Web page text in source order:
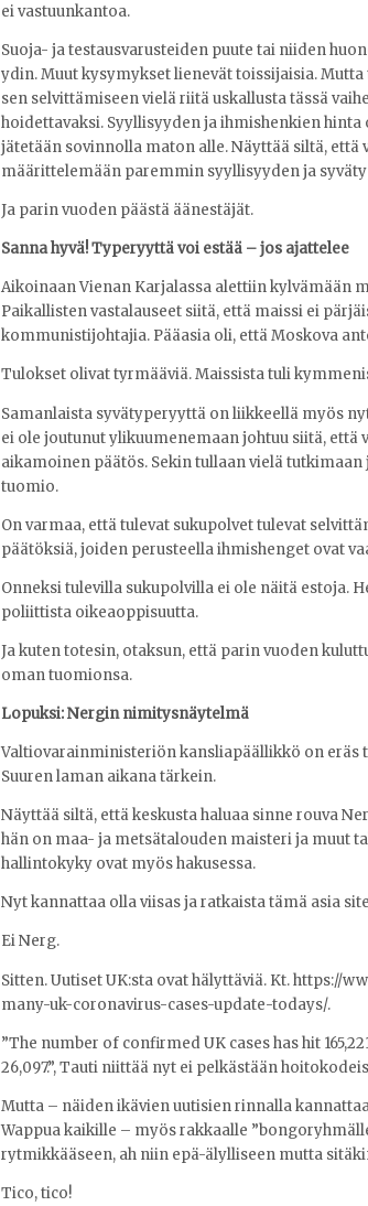
ei vastuunkantoa.
Suoja- ja testausvarusteiden puute tai niiden
ydin. Muut kysymykset lienevät toissijaisia.
sen selvittämiseen vielä riitä uskallusta tässä
hoidettavaksi. Syyllisyyden ja ihmishenkien
jätetään sovinnolla maton alle. Näyttää siltä, että
määrittelemään paremmin syyllisyyden ja
Ja parin vuoden päästä äänestäjät.
Sanna hyvä! Typeryyttä voi estää – jos ajattelee
Aikoinaan Vienan Karjalassa alettiin kylvämään
Paikallisten vastalauseet siitä, että maissi ei
kommunistijohtajia. Pääasia oli, että Moskova
Tulokset olivat tyrmääviä. Maissista tuli
Samanlaista syvätyperyyttä on liikkeellä myös
ei ole joutunut ylikuumenemaan johtuu siitä, että
aikamoinen päätös. Sekin tullaan vielä
tuomio.
On varmaa, että tulevat sukupolvet tulevat
päätöksiä, joiden perusteella ihmishenget ovat
Onneksi tulevilla sukupolvilla ei ole näitä estoja.
poliittista oikeaoppisuutta.
Ja kuten totesin, otaksun, että parin vuoden
oman tuomionsa.
Lopuksi: Nergin nimitysnäytelmä
Valtiovarainministeriön kansliapäällikkö on
Suuren laman aikana tärkein.
Näyttää siltä, että keskusta haluaa sinne rouva
hän on maa- ja metsätalouden maisteri ja muut
hallintokyky ovat myös hakusessa.
Nyt kannattaa olla viisas ja ratkaista tämä asia
Ei Nerg.
Sitten. Uutiset UK:sta ovat hälyttäviä. Kt. https://
many-uk-coronavirus-cases-update-todays/.
”The number of confirmed UK cases has hit
26,097.”, Tauti niittää nyt ei pelkästään
Mutta – näiden ikävien uutisien rinnalla
Wappua kaikille – myös rakkaalle
rytmikkääseen, ah niin epä-älylliseen mutta
Tico, tico!